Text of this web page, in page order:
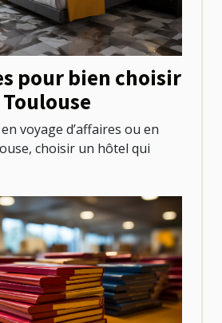
pour bien choisir
voyage d’affaires ou en
choisir un hôtel qui